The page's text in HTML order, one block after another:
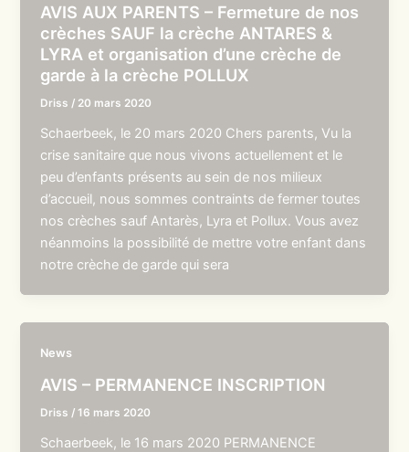
AVIS AUX PARENTS – Fermeture de nos
crèches SAUF la crèche ANTARES &
LYRA et organisation d’une crèche de
garde à la crèche POLLUX
Driss / 20 mars 2020
Schaerbeek, le 20 mars 2020 Chers parents, Vu la
crise sanitaire que nous vivons actuellement et le
peu d’enfants présents au sein de nos milieux
d’accueil, nous sommes contraints de fermer toutes
nos crèches sauf Antarès, Lyra et Pollux. Vous avez
néanmoins la possibilité de mettre votre enfant dans
notre crèche de garde qui sera
News
AVIS – PERMANENCE INSCRIPTION
Driss /16 mars 2020
Schaerbeek, le 16 mars 2020 PERMANENCE